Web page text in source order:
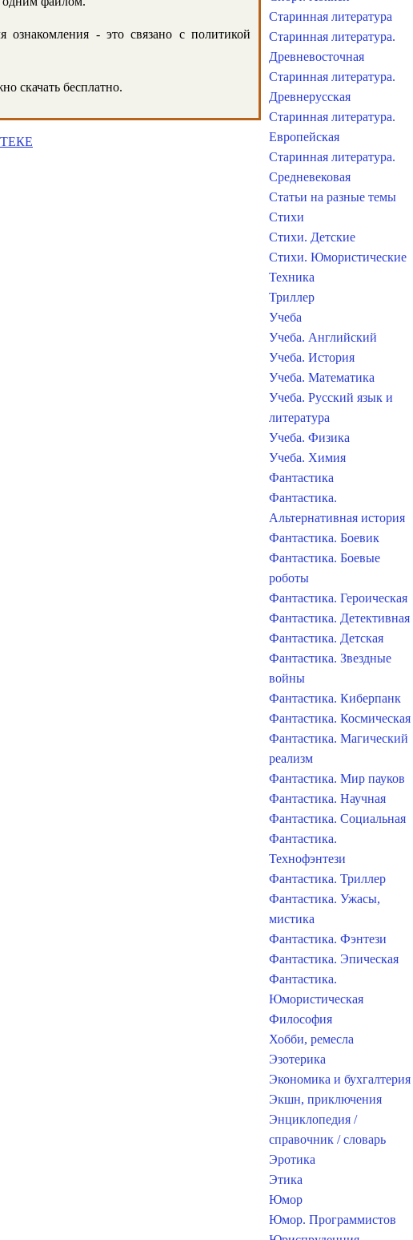
- это связано с политикой
скачать бесплатно.
Старинная литература
Старинная литература.
Древневосточная
Старинная литература.
Древнерусская
Старинная литература.
Европейская
Старинная литература.
Средневековая
Статьи на разные темы
Стихи
Стихи. Детские
Стихи. Юмористические
Техника
Триллер
Учеба
Учеба. Английский
Учеба. История
Учеба. Математика
Учеба. Русский язык и
литература
Учеба. Физика
Учеба. Химия
Фантастика
Фантастика.
Альтернативная история
Фантастика. Боевик
Фантастика. Боевые
роботы
Фантастика. Героическая
Фантастика. Детективная
Фантастика. Детская
Фантастика. Звездные
войны
Фантастика. Киберпанк
Фантастика. Космическая
Фантастика. Магический
реализм
Фантастика. Мир пауков
Фантастика. Научная
Фантастика. Социальная
Фантастика.
Технофэнтези
Фантастика. Триллер
Фантастика. Ужасы,
мистика
Фантастика. Фэнтези
Фантастика. Эпическая
Фантастика.
Юмористическая
Философия
Хобби, ремесла
Эзотерика
Экономика и бухгалтерия
Экшн, приключения
Энциклопедия /
справочник / словарь
Эротика
Этика
Юмор
Юмор. Программистов